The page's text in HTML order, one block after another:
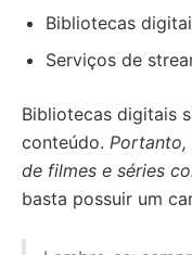
Bibliotecas
Serviços de
Bibliotecas digitais
conteúdo. Portanto,
de filmes e séries
basta possuir um